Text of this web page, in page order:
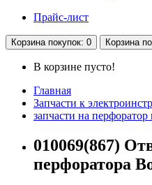
Прайс-лист
Корзина покупок: 0 Корзина
В корзине пусто!
Главная
Запчасти к
запчасти на
010069(867)
перфоратора